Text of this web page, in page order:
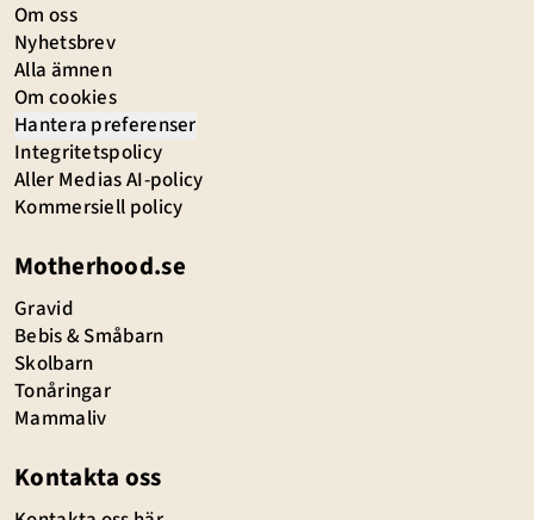
Om oss
Nyhetsbrev
Alla ämnen
Om cookies
Hantera preferenser
Integritetspolicy
Aller Medias AI-policy
Kommersiell policy
Motherhood.se
Gravid
Bebis & Småbarn
Skolbarn
Tonåringar
Mammaliv
Kontakta oss